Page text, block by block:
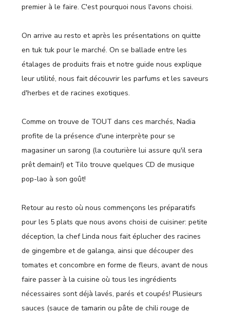
premier à le faire. C'est pourquoi nous l'avons choisi.
On arrive au resto et après les présentations on quitte
en tuk tuk pour le marché. On se ballade entre les
étalages de produits frais et notre guide nous explique
leur utilité, nous fait découvrir les parfums et les saveurs
d'herbes et de racines exotiques.
Comme on trouve de TOUT dans ces marchés, Nadia
profite de la présence d'une interprète pour se
magasiner un sarong (la couturière lui assure qu'il sera
prêt demain!) et Tilo trouve quelques CD de musique
pop-lao à son goût!
Retour au resto où nous commençons les préparatifs
pour les 5 plats que nous avons choisi de cuisiner: petite
déception, la chef Linda nous fait éplucher des racines
de gingembre et de galanga, ainsi que découper des
tomates et concombre en forme de fleurs, avant de nous
faire passer à la cuisine où tous les ingrédients
nécessaires sont déjà lavés, parés et coupés! Plusieurs
sauces (sauce de tamarin ou pâte de chili rouge de